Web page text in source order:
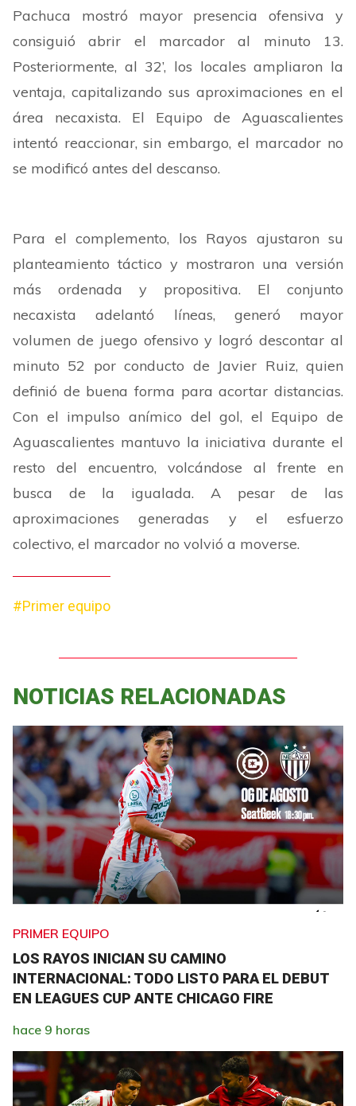
Pachuca mostró mayor presencia ofensiva y
consiguió abrir el marcador al minuto 13.
Posteriormente, al 32’, los locales ampliaron la
ventaja, capitalizando sus aproximaciones en el
área necaxista. El Equipo de Aguascalientes
intentó reaccionar, sin embargo, el marcador no
se modificó antes del descanso.
Para el complemento, los Rayos ajustaron su
planteamiento táctico y mostraron una versión
más ordenada y propositiva. El conjunto
necaxista adelantó líneas, generó mayor
volumen de juego ofensivo y logró descontar al
minuto 52 por conducto de Javier Ruiz, quien
definió de buena forma para acortar distancias.
Con el impulso anímico del gol, el Equipo de
Aguascalientes mantuvo la iniciativa durante el
resto del encuentro, volcándose al frente en
busca de la igualada. A pesar de las
aproximaciones generadas y el esfuerzo
colectivo, el marcador no volvió a moverse.
#Primer equipo
NOTICIAS RELACIONADAS
PRIMER EQUIPO
LOS RAYOS INICIAN SU CAMINO
INTERNACIONAL: TODO LISTO PARA EL DEBUT
EN LEAGUES CUP ANTE CHICAGO FIRE
hace 9 horas